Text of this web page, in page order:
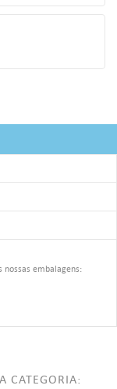
nossas embalagens:
CATEGORIA:
((CREATETEXT))